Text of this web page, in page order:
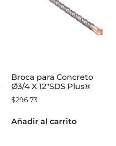
Broca para Concreto
Ø3/4 X 12″SDS Plus®
$296.73
Añadir al carrito